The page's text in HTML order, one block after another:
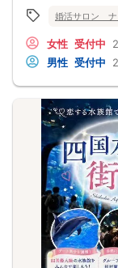
婚活サロン ナ
女性 受付中
男性 受付中